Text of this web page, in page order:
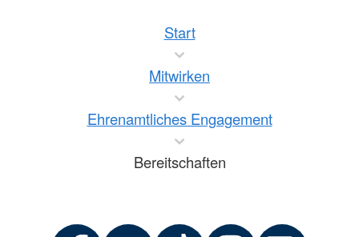
Start
Mitwirken
Ehrenamtliches Engagement
Bereitschaften